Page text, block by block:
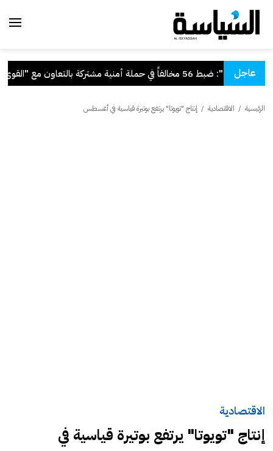
عاجل
"الداخلية": ضبط 56 مخالفاً في حملة أمنية مشتركة بالتعاون مع "القوى العاملة"
الرئيسية / الاقتصادية / إنتاج "تويوتا" يرتفع بوتيرة قياسية في أغسطس
الاقتصادية
إنتاج "تويوتا" يرتفع بوتيرة قياسية في